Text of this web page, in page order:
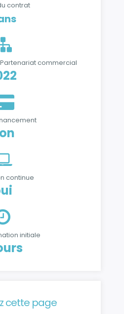
contrat
commercial
continue
initiale
cette page